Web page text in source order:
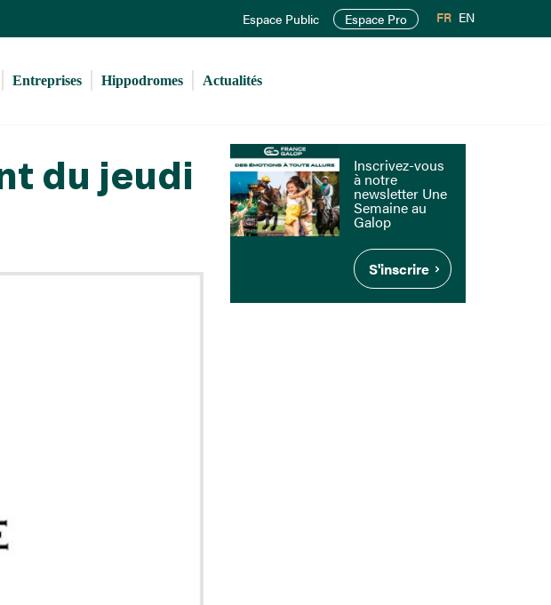
Espace Public Espace Pro FR EN
Entreprises Hippodromes Actualités
du jeudi
Inscrivez-vous
à notre
newsletter Une
Semaine au
Galop
S'inscrire